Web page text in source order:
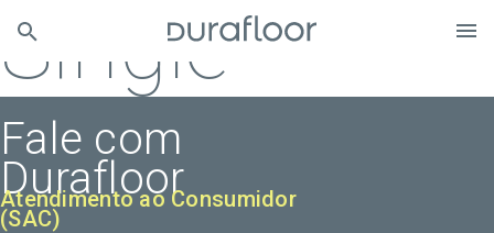
Single
Fale com
Durafloor
Atendimento ao Consumidor
(SAC)